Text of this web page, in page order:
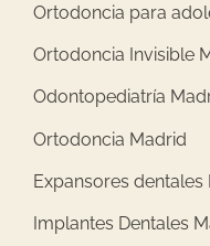
Ortodoncia para
Ortodoncia Invisible
Odontopediatría
Ortodoncia Madrid
Expansores dentales
Implantes Dentales